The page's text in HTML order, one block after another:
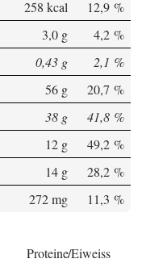
258 kcal
12,9 %
3,0 g
4,2 %
0,43 g
2,1 %
56 g
20,7 %
38 g
41,8 %
12 g
49,2 %
14 g
28,2 %
272 mg
11,3 %
Proteine/Eiweiss